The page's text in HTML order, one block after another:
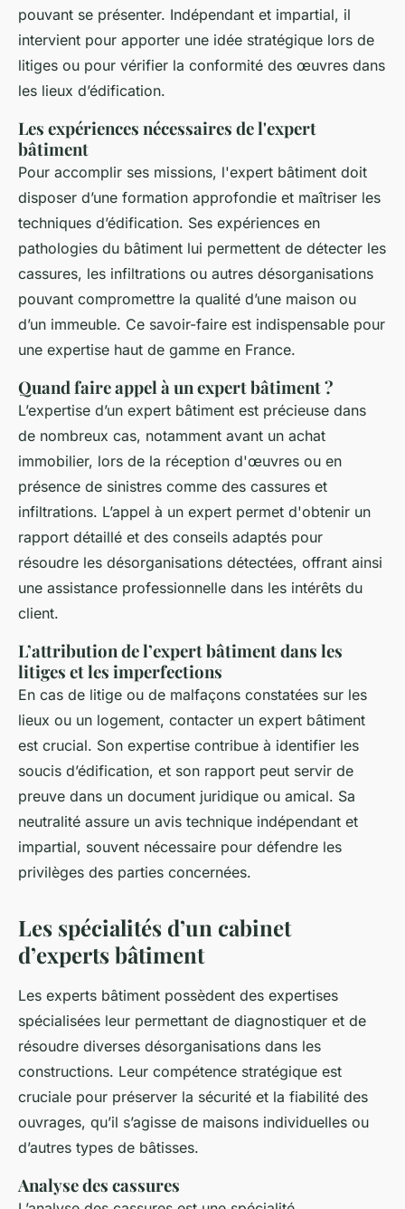
pouvant se présenter. Indépendant et impartial, il
intervient pour apporter une idée stratégique lors de
litiges ou pour vérifier la conformité des œuvres dans
les lieux d’édification.
Les expériences nécessaires de l'expert
bâtiment
Pour accomplir ses missions, l'expert bâtiment doit
disposer d’une formation approfondie et maîtriser les
techniques d’édification. Ses expériences en
pathologies du bâtiment lui permettent de détecter les
cassures, les infiltrations ou autres désorganisations
pouvant compromettre la qualité d’une maison ou
d’un immeuble. Ce savoir-faire est indispensable pour
une expertise haut de gamme en France.
Quand faire appel à un expert bâtiment ?
L’expertise d’un expert bâtiment est précieuse dans
de nombreux cas, notamment avant un achat
immobilier, lors de la réception d'œuvres ou en
présence de sinistres comme des cassures et
infiltrations. L’appel à un expert permet d'obtenir un
rapport détaillé et des conseils adaptés pour
résoudre les désorganisations détectées, offrant ainsi
une assistance professionnelle dans les intérêts du
client.
L’attribution de l’expert bâtiment dans les
litiges et les imperfections
En cas de litige ou de malfaçons constatées sur les
lieux ou un logement, contacter un expert bâtiment
est crucial. Son expertise contribue à identifier les
soucis d’édification, et son rapport peut servir de
preuve dans un document juridique ou amical. Sa
neutralité assure un avis technique indépendant et
impartial, souvent nécessaire pour défendre les
privilèges des parties concernées.
Les spécialités d’un cabinet
d’experts bâtiment
Les experts bâtiment possèdent des expertises
spécialisées leur permettant de diagnostiquer et de
résoudre diverses désorganisations dans les
constructions. Leur compétence stratégique est
cruciale pour préserver la sécurité et la fiabilité des
ouvrages, qu’il s’agisse de maisons individuelles ou
d’autres types de bâtisses.
Analyse des cassures